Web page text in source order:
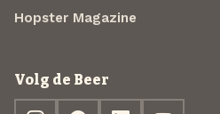
Hopster Magazine
Volg de Beer